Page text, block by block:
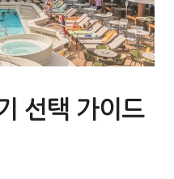
선택 가이드